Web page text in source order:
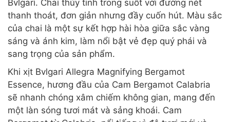
Bvlgari. Chai thủy tinh trong suốt với đường nét
thanh thoát, đơn giản nhưng đầy cuốn hút. Màu sắc
của chai là một sự kết hợp hài hòa giữa sắc vàng
sáng và ánh kim, làm nổi bật vẻ đẹp quý phái và
sang trọng của sản phẩm.
Khi xịt Bvlgari Allegra Magnifying Bergamot
Essence, hương đầu của Cam Bergamot Calabria
sẽ nhanh chóng xâm chiếm không gian, mang đến
một làn sóng tươi mát và sảng khoái. Cam